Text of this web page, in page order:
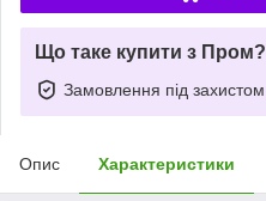
Що таке купити з Пром?
Замовлення під захистом
Опис Характеристики